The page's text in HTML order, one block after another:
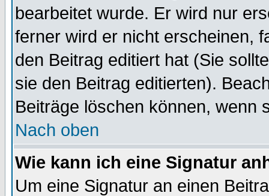
bearbeitet wurde. Er wird nur
ferner wird er nicht erscheinen,
den Beitrag editiert hat (Sie
sie den Beitrag editierten).
Beiträge löschen können, wenn
Nach oben
Wie kann ich eine Signatur
Um eine Signatur an einen